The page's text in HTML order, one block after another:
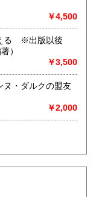
￥4,500
る ※出版以後
編著）
￥3,500
ヌ・ダルクの盟友
￥2,000